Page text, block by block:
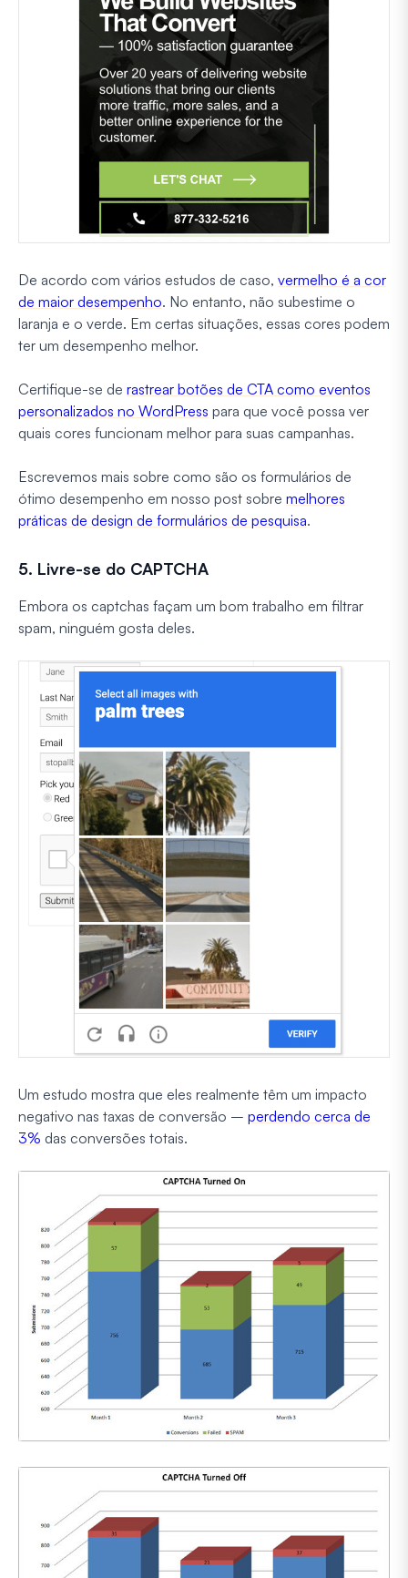
De acordo com vários estudos de caso, vermelho é a cor
de maior desempenho. No entanto, não subestime o
laranja e o verde. Em certas situações, essas cores podem
ter um desempenho melhor.
Certifique-se de rastrear botões de CTA como eventos
personalizados no WordPress para que você possa ver
quais cores funcionam melhor para suas campanhas.
Escrevemos mais sobre como são os formulários de
ótimo desempenho em nosso post sobre melhores
práticas de design de formulários de pesquisa.
5. Livre-se do CAPTCHA
Embora os captchas façam um bom trabalho em filtrar
spam, ninguém gosta deles.
Um estudo mostra que eles realmente têm um impacto
negativo nas taxas de conversão – perdendo cerca de
3% das conversões totais.